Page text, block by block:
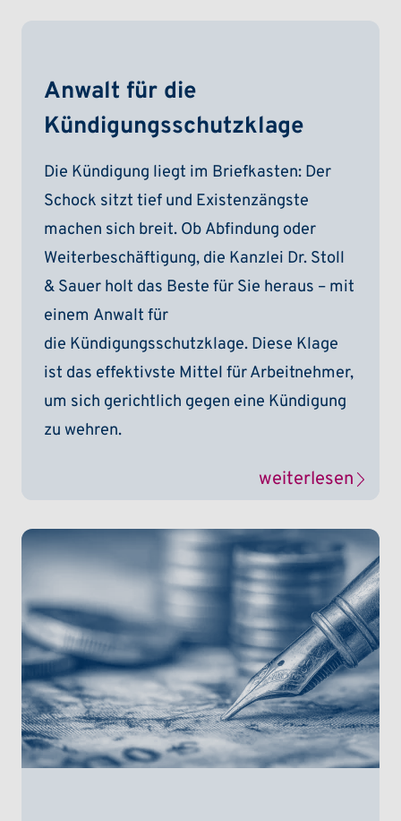
Anwalt für die
Kündigungsschutzklage
Die Kündigung liegt im Briefkasten: Der
Schock sitzt tief und Existenzängste
machen sich breit. Ob Abfindung oder
Weiterbeschäftigung, die Kanzlei Dr. Stoll
& Sauer holt das Beste für Sie heraus – mit
einem Anwalt für
die Kündigungsschutzklage. Diese Klage
ist das effektivste Mittel für Arbeitnehmer,
um sich gerichtlich gegen eine Kündigung
zu wehren.
weiterlesen